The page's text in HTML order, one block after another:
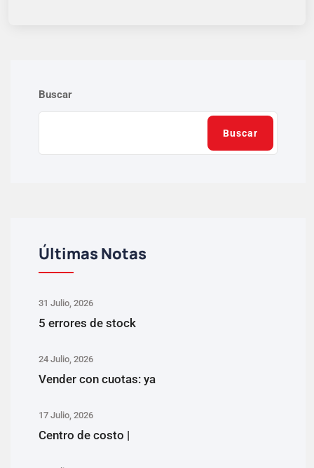
Buscar
Buscar
Últimas Notas
31 Julio, 2026
5 errores de stock
24 Julio, 2026
Vender con cuotas: ya
17 Julio, 2026
Centro de costo |